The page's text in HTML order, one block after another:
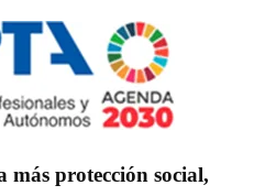
protección social,